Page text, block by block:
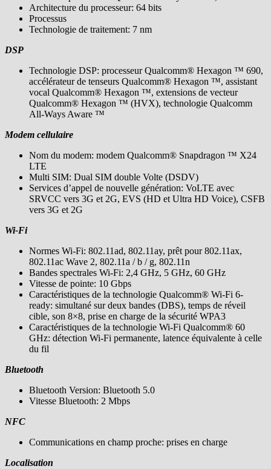
Architecture du processeur: 64 bits
Processus
Technologie de traitement: 7 nm
DSP
Technologie DSP: processeur Qualcomm® Hexagon ™ 690,
accélérateur de tenseurs Qualcomm® Hexagon ™, assistant
vocal Qualcomm® Hexagon ™, extensions de vecteur
Qualcomm® Hexagon ™ (HVX), technologie Qualcomm
All-Ways Aware ™
Modem cellulaire
Nom du modem: modem Qualcomm® Snapdragon ™ X24
LTE
Multi SIM: Dual SIM double Volte (DSDV)
Services d’appel de nouvelle génération: VoLTE avec
SRVCC vers 3G et 2G, EVS (HD et Ultra HD Voice), CSFB
vers 3G et 2G
Wi-Fi
Normes Wi-Fi: 802.11ad, 802.11ay, prêt pour 802.11ax,
802.11ac Wave 2, 802.11a / b / g, 802.11n
Bandes spectrales Wi-Fi: 2,4 GHz, 5 GHz, 60 GHz
Vitesse de pointe: 10 Gbps
Caractéristiques de la technologie Qualcomm® Wi-Fi 6-
ready: simultané sur deux bandes (DBS), temps de réveil
cible, son 8×8, prise en charge de la sécurité WPA3
Caractéristiques de la technologie Wi-Fi Qualcomm® 60
GHz: détection Wi-Fi permanente, latence équivalente à celle
du fil
Bluetooth
Bluetooth Version: Bluetooth 5.0
Vitesse Bluetooth: 2 Mbps
NFC
Communications en champ proche: prises en charge
Localisation